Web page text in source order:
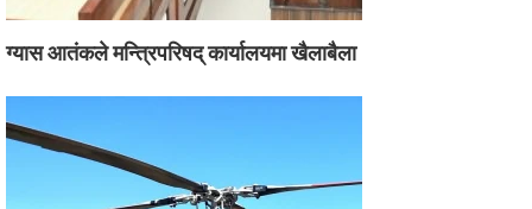
ग्यास आतंकले मन्त्रिपरिषद् कार्यालयमा खैलाबैला